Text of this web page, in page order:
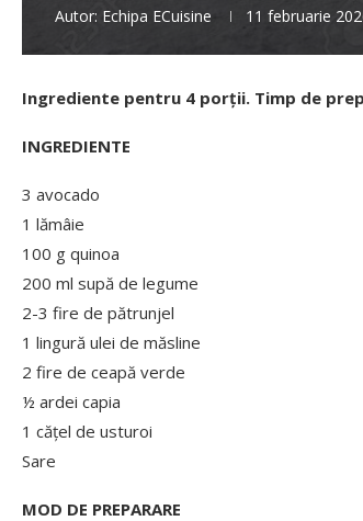
Autor: Echipa ECuisine 11 februarie
Ingrediente pentru 4 porții. Timp de
INGREDIENTE
3 avocado
1 lămâie
100 g quinoa
200 ml supă de legume
2-3 fire de pătrunjel
1 lingură ulei de măsline
2 fire de ceapă verde
½ ardei capia
1 cățel de usturoi
Sare
MOD DE PREPARARE